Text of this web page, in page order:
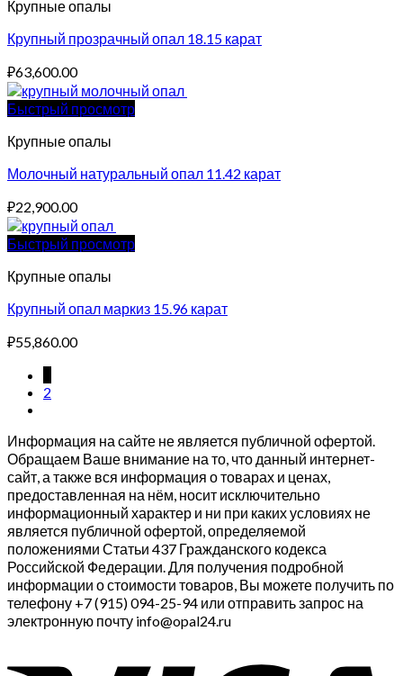
Крупные опалы
Крупный прозрачный опал 18.15 карат
₽63,600.00
Быстрый просмотр
Крупные опалы
Молочный натуральный опал 11.42 карат
₽22,900.00
Быстрый просмотр
Крупные опалы
Крупный опал маркиз 15.96 карат
₽55,860.00
2
Информация на сайте не является публичной офертой.
Обращаем Ваше внимание на то, что данный интернет-
сайт, а также вся информация о товарах и ценах,
предоставленная на нём, носит исключительно
информационный характер и ни при каких условиях не
является публичной офертой, определяемой
положениями Статьи 437 Гражданского кодекса
Российской Федерации. Для получения подробной
информации о стоимости товаров, Вы можете получить по
телефону +7 (915) 094-25-94 или отправить запрос на
электронную почту info@opal24.ru